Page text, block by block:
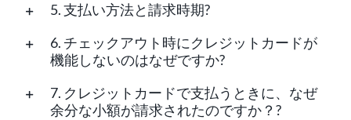
5. 支払い方法と請求時期?
6. チェックアウト時にクレジットカードが
機能しないのはなぜですか?
7. クレジットカードで支払うときに、なぜ
余分な小額が請求されたのですか？?